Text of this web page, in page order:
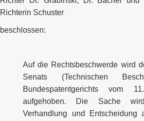
Richterin Schuster
beschlossen:
Auf die Rechtsbeschwerde wird
Senats (Technischen
Bundespatentgerichts vom
aufgehoben. Die Sache
Verhandlung und Entscheidung